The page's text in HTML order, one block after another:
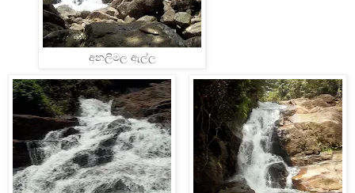
අනලිමල ඇල්ල